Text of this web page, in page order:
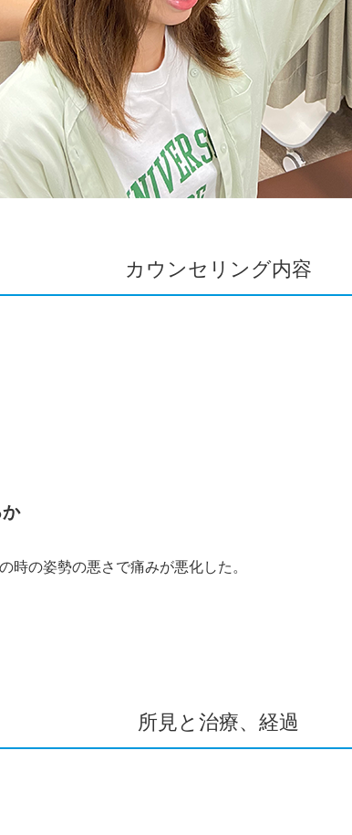
カウンセリング内容
時の姿勢の悪さで痛みが悪化した。
所見と治療、経過